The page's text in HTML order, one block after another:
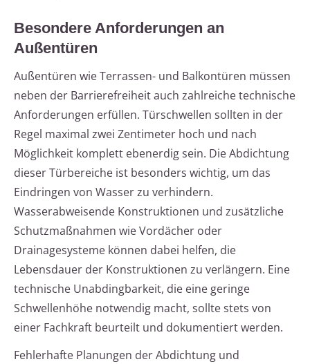
Besondere Anforderungen an
Außentüren
Außentüren wie Terrassen- und Balkontüren müssen
neben der Barrierefreiheit auch zahlreiche technische
Anforderungen erfüllen. Türschwellen sollten in der
Regel maximal zwei Zentimeter hoch und nach
Möglichkeit komplett ebenerdig sein. Die Abdichtung
dieser Türbereiche ist besonders wichtig, um das
Eindringen von Wasser zu verhindern.
Wasserabweisende Konstruktionen und zusätzliche
Schutzmaßnahmen wie Vordächer oder
Drainagesysteme können dabei helfen, die
Lebensdauer der Konstruktionen zu verlängern. Eine
technische Unabdingbarkeit, die eine geringe
Schwellenhöhe notwendig macht, sollte stets von
einer Fachkraft beurteilt und dokumentiert werden.
Fehlerhafte Planungen der Abdichtung und